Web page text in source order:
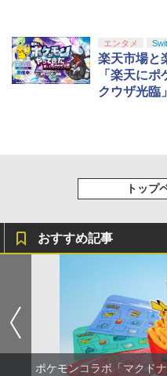
エンタメ
楽天市場と
「楽天に
クウザ光臨
トップ
おすすめ記事
ポケモンコラボ「マクド